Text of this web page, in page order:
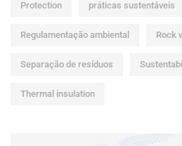
Protection práticas sustentáveis
Regulamentação ambiental Rock
Separação de resíduos
Thermal insulation